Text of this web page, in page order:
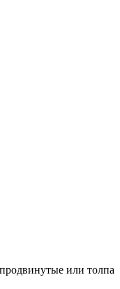
или толпа